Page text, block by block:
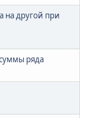
на другой при
ряда